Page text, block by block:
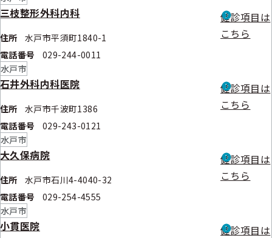
三枝整形外科内科
住所
水戸市平須町1840-1
電話番号
029-244-0011
健診項目は
こちら
水戸市
石井外科内科医院
住所
水戸市千波町1386
電話番号
029-243-0121
健診項目は
こちら
水戸市
大久保病院
住所
水戸市石川4-4040-32
電話番号
029-254-4555
健診項目は
こちら
水戸市
小貫医院
健診項目は